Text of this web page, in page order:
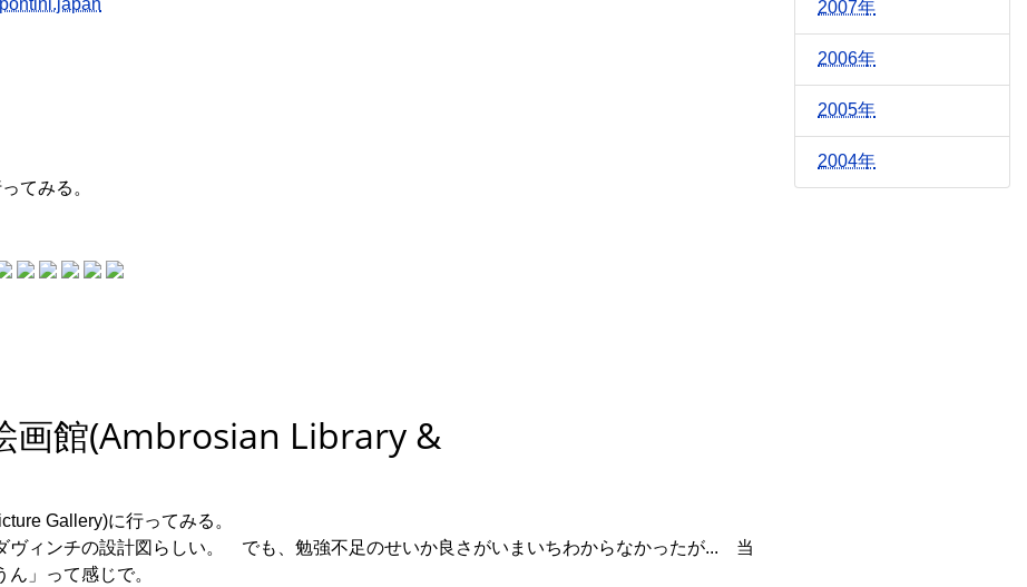
てみる。
画館(Ambrosian Library &
Gallery)に行ってみる。
ィンチの設計図らしい。 でも、勉強不足のせいか良さがいまいちわからなかったが... 当
」って感じで。
2007年
2006年
2005年
2004年